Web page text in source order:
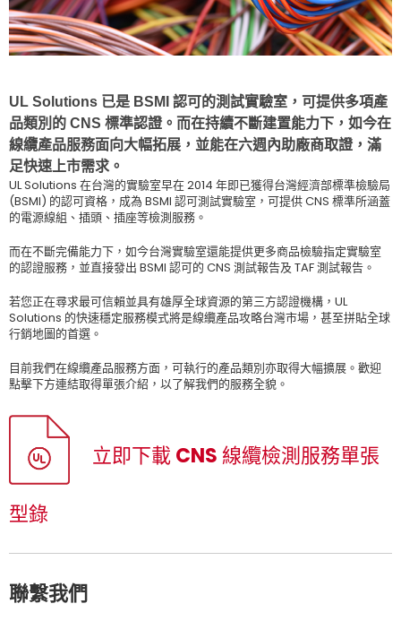
UL Solutions 已是 BSMI 認可的測試實驗室，可提供多項產
品類別的 CNS 標準認證。而在持續不斷建置能力下，如今在
線纜產品服務面向大幅拓展，並能在六週內助廠商取證，滿
足快速上市需求。
UL Solutions 在台灣的實驗室早在 2014 年即已獲得台灣經濟部標準檢驗局
(BSMI) 的認可資格，成為 BSMI 認可測試實驗室，可提供 CNS 標準所涵蓋
的電源線組、插頭、插座等檢測服務。
而在不斷完備能力下，如今台灣實驗室還能提供更多商品檢驗指定實驗室
的認證服務，並直接發出 BSMI 認可的 CNS 測試報告及 TAF 測試報告。
若您正在尋求最可信賴並具有雄厚全球資源的第三方認證機構，UL
Solutions 的快速穩定服務模式將是線纜產品攻略台灣市場，甚至拼貼全球
行銷地圖的首選。
目前我們在線纜產品服務方面，可執行的產品類別亦取得大幅擴展。歡迎
點擊下方連結取得單張介紹，以了解我們的服務全貌。
立即下載 CNS 線纜檢測服務單張
型錄
聯繫我們